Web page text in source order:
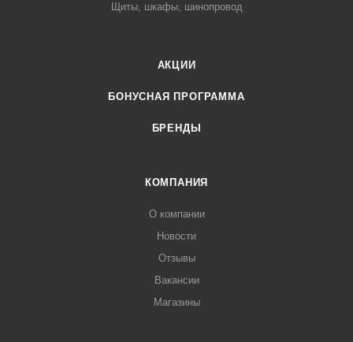
Щиты, шкафы, шинопровод
АКЦИИ
БОНУСНАЯ ПРОГРАММА
БРЕНДЫ
КОМПАНИЯ
О компании
Новости
Отзывы
Вакансии
Магазины